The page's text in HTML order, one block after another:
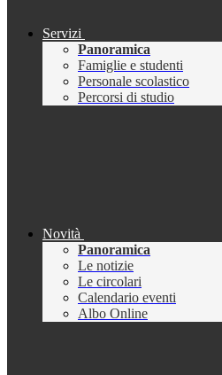
Servizi
Panoramica
Famiglie e studenti
Personale scolastico
Percorsi di studio
Novità
Panoramica
Le notizie
Le circolari
Calendario eventi
Albo Online